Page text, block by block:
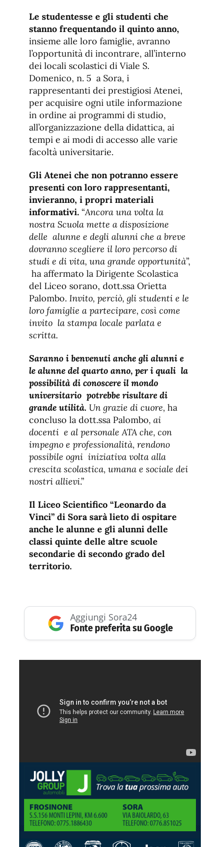
Le studentesse e gli studenti che
stanno frequentando il quinto anno,
insieme alle loro famiglie, avranno
l’opportunità di incontrare, all’interno
dei locali scolastici di Viale S.
Domenico, n. 5 a Sora, i
rappresentanti dei prestigiosi Atenei,
per acquisire ogni utile informazione
in ordine ai programmi di studio,
all’organizzazione della didattica, ai
tempi e ai modi di accesso alle varie
facoltà universitarie.
Gli Atenei che non potranno essere
presenti con loro rappresentanti,
invieranno, i propri materiali
informativi. “Ancora una volta la
nostra Scuola mette a disposizione
delle alunne e degli alunni che a breve
dovranno scegliere il loro percorso di
studi e di vita, una grande opportunità”,
ha affermato la Dirigente Scolastica
del Liceo sorano, dott.ssa Orietta
Palombo. Invito, perciò, gli studenti e le
loro famiglie a partecipare, così come
invito la stampa locale parlata e
scritta.
Saranno i benvenuti anche gli alunni e
le alunne del quarto anno, per i quali la
possibilità di conoscere il mondo
universitario potrebbe risultare di
grande utilità. Un grazie di cuore, ha
concluso la dott.ssa Palombo, ai
docenti e al personale ATA che, con
impegno e professionalità, rendono
possibile ogni iniziativa volta alla
crescita scolastica, umana e sociale dei
nostri allievi.”
Il Liceo Scientifico “Leonardo da
Vinci” di Sora sarà lieto di ospitare
anche le alunne e gli alunni delle
classi quinte delle altre scuole
secondarie di secondo grado del
territorio.
Aggiungi Sora24
Fonte preferita su Google